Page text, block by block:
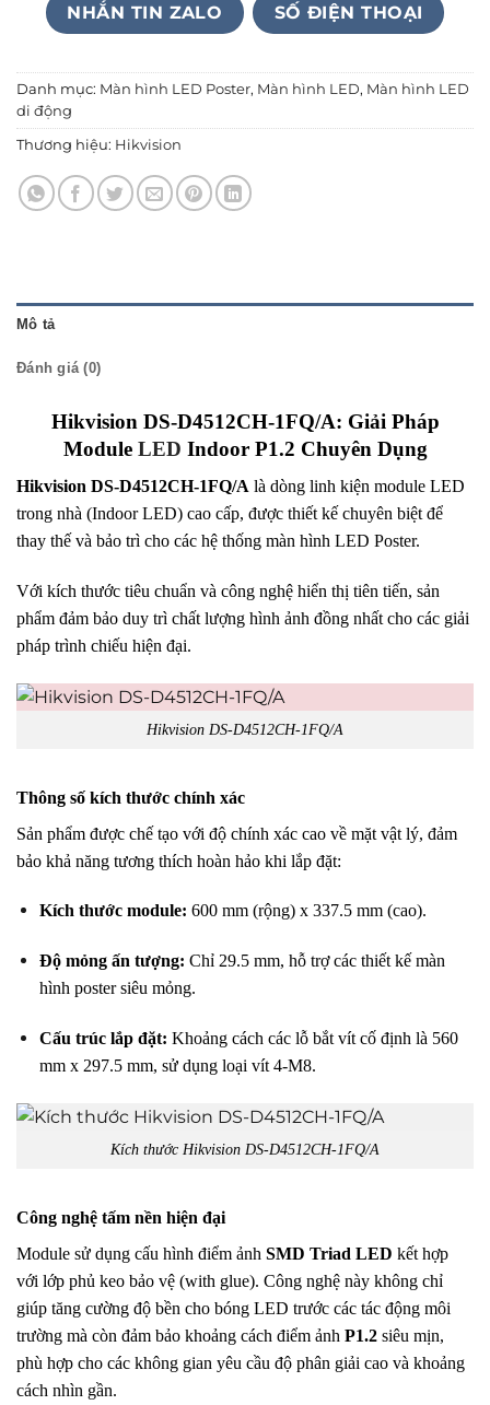
NHẮN TIN ZALO SỐ ĐIỆN THOẠI
Danh mục: Màn hình LED Poster, Màn hình LED, Màn hình LED
di động
Thương hiệu: Hikvision
Mô tả
Đánh giá (0)
Hikvision DS-D4512CH-1FQ/A: Giải Pháp
Module LED Indoor P1.2 Chuyên Dụng
Hikvision DS-D4512CH-1FQ/A là dòng linh kiện module LED
trong nhà (Indoor LED) cao cấp, được thiết kế chuyên biệt để
thay thế và bảo trì cho các hệ thống màn hình LED Poster.
Với kích thước tiêu chuẩn và công nghệ hiển thị tiên tiến, sản
phẩm đảm bảo duy trì chất lượng hình ảnh đồng nhất cho các giải
pháp trình chiếu hiện đại.
Hikvision DS-D4512CH-1FQ/A
Thông số kích thước chính xác
Sản phẩm được chế tạo với độ chính xác cao về mặt vật lý, đảm
bảo khả năng tương thích hoàn hảo khi lắp đặt:
Kích thước module: 600 mm (rộng) x 337.5 mm (cao).
Độ mỏng ấn tượng: Chỉ 29.5 mm, hỗ trợ các thiết kế màn
hình poster siêu mỏng.
Cấu trúc lắp đặt: Khoảng cách các lỗ bắt vít cố định là 560
mm x 297.5 mm, sử dụng loại vít 4-M8.
Kích thước Hikvision DS-D4512CH-1FQ/A
Công nghệ tấm nền hiện đại
Module sử dụng cấu hình điểm ảnh SMD Triad LED kết hợp
với lớp phủ keo bảo vệ (with glue). Công nghệ này không chỉ
giúp tăng cường độ bền cho bóng LED trước các tác động môi
trường mà còn đảm bảo khoảng cách điểm ảnh P1.2 siêu mịn,
phù hợp cho các không gian yêu cầu độ phân giải cao và khoảng
cách nhìn gần.